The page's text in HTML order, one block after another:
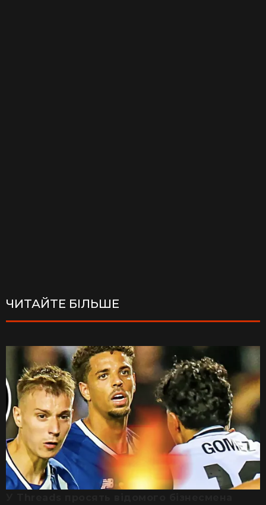
ЧИТАЙТЕ БІЛЬШЕ